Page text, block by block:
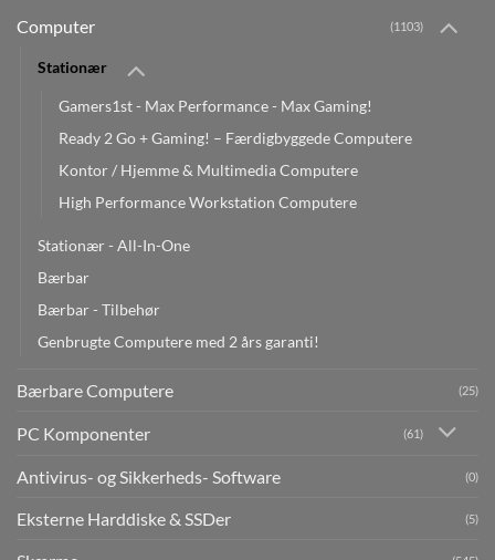
Computer (1103)
Stationær
Gamers1st - Max Performance - Max Gaming!
Ready 2 Go + Gaming! – Færdigbyggede Computere
Kontor / Hjemme & Multimedia Computere
High Performance Workstation Computere
Stationær - All-In-One
Bærbar
Bærbar - Tilbehør
Genbrugte Computere med 2 års garanti!
Bærbare Computere (25)
PC Komponenter (61)
Antivirus- og Sikkerheds- Software (0)
Eksterne Harddiske & SSDer (5)